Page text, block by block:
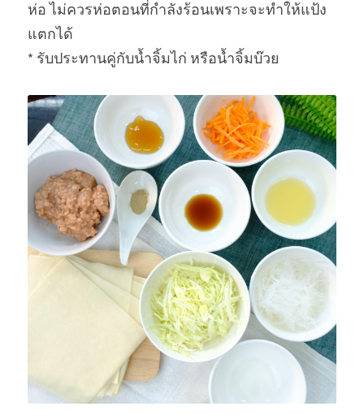
ห่อ ไม่ควรห่อตอนที่กำลังร้อนเพราะจะทำให้แป้ง
แตกได้
* รับประทานคู่กับน้ำจิ้มไก่ หรือน้ำจิ้มบ๊วย